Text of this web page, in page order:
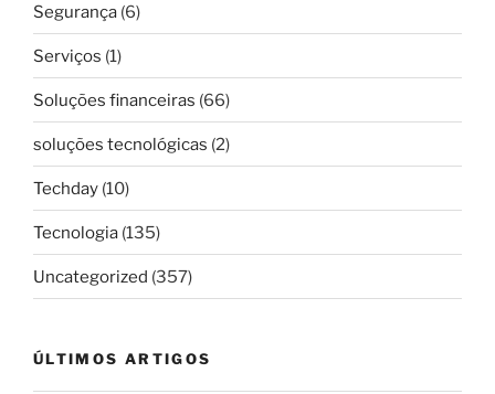
Segurança (6)
Serviços (1)
Soluções financeiras (66)
soluções tecnológicas (2)
Techday (10)
Tecnologia (135)
Uncategorized (357)
ÚLTIMOS ARTIGOS